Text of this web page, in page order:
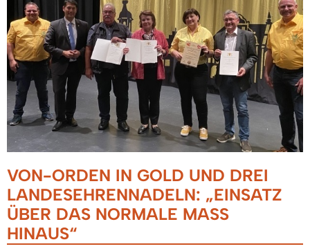
VON-ORDEN IN GOLD UND DREI
LANDESEHRENNADELN: „EINSATZ
ÜBER DAS NORMALE MASS H
INAUS“